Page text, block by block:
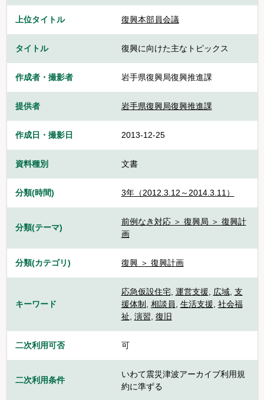
上位タイトル 復興本部員会議
タイトル 復興に向けた主なトピックス
作成者・撮影者 岩手県復興局復興推進課
提供者 岩手県復興局復興推進課
作成日・撮影日 2013-12-25
資料種別 文書
分類(時間) 3年（2012.3.12～2014.3.11）
分類(テーマ)
前例なき対応 ＞ 復興局 ＞ 復興計
画
分類(カテゴリ) 復興 ＞ 復興計画
キーワード
応急仮設住宅, 運営支援, 広域, 支
援体制 , 相談員, 生活支援, 社会福
祉, 演習, 復旧
二次利用可否 可
二次利用条件
いわて震災津波アーカイブ利用規
約に準ずる